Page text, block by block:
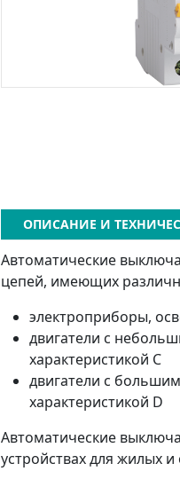
ОПИСАНИЕ И
Автоматические
цепей, имеющих
электроприборы,
двигатели с
характеристикой C
двигатели с
характеристикой D
Автоматические
устройствах для жилых